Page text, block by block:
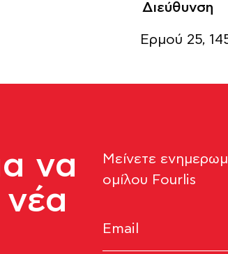
Διεύθυνση
Ερμού 25,
να
Μείνετε
ομίλου Fourlis​